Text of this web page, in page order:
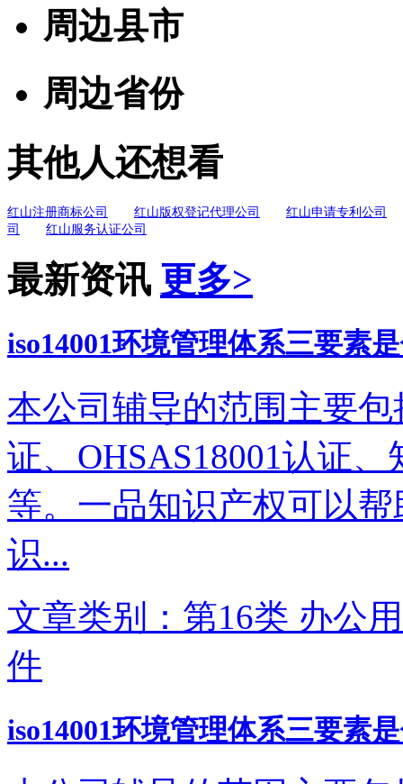
周边县市
周边省份
其他人还想看
红山注册商标公司 红山版权登记代理公司
红山申请专利公司
司
红山服务认证公司
最新资讯 更多>
iso14001环境管理体系三要素
本公司辅导的范围主要包
证、OHSAS18001认证
等。一品知识产权可以
识...
文章类别：第16类 办公
件
iso14001环境管理体系三要素